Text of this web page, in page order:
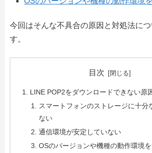
今回はそんな不具合の原因と対処法につ
す。
目次
LINE POP2をダウンロードできない原
スマートフォンのストレージに十分
ない
通信環境が安定していない
OSのバージョンや機種の動作環境